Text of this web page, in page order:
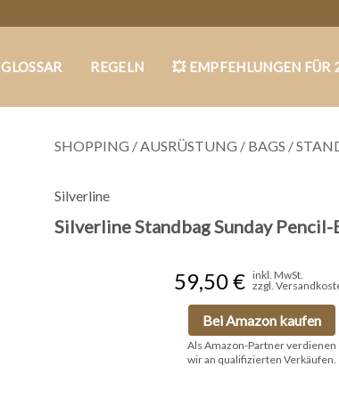
GLOSSAR REGELN 💥 EMPFEHLUNGEN FÜR
SHOPPING /AUSRÜSTUNG / BAGS /
Silverline
Silverline Standbag Sunday Pencil-
59,50 € inkl. MwSt.
zzgl.
Bei Amazon kaufen
Als Amazon-Partner verdienen
wir an qualifizierten Verkäufen.